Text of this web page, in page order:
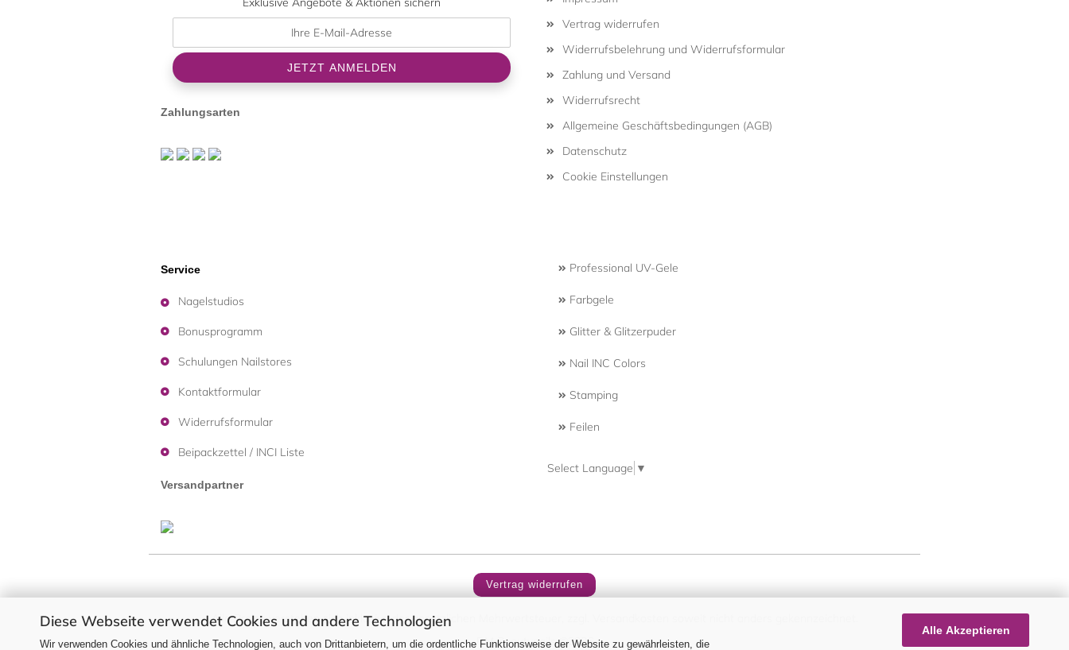
Diese Webseite verwendet Cookies und andere Technologien
Wir verwenden Cookies und ähnliche Technologien, auch von Drittanbietern, um die ordentliche Funktionsweise der Website zu gewährleisten, die
Alle Akzeptieren
Zahlungsarten
Vertrag widerrufen
Widerrufsbelehrung und Widerrufsformular
Zahlung und Versand
Widerrufsrecht
Allgemeine Geschäftsbedingungen (AGB)
Datenschutz
Cookie Einstellungen
Service
Nagelstudios
Bonusprogramm
Schulungen Nailstores
Kontaktformular
Widerrufsformular
Beipackzettel / INCI Liste
Versandpartner
Professional UV-Gele
Farbgele
Glitter & Glitzerpuder
Nail INC Colors
Stamping
Feilen
Select Language ▼
Vertrag widerrufen
Alle Preise verstehen sich inklusive der gesetzlichen Mehrwertsteuer, zzgl.
RM Beautynails ©2026